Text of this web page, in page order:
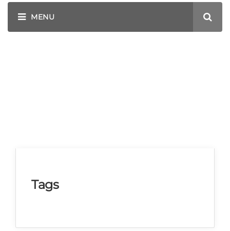
Latest News
GEURHANGERS BEDRUKKEN MET JOUW LOGO!
Tags